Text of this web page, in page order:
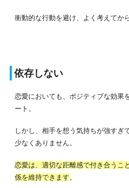
衝動的な行動を避け、よく考えてか
依存しない
恋愛においても、ポジティブな効果
ート。
しかし、相手を想う気持ちが強すぎ
少なくありません。
恋愛は、適切な距離感で付き合うこ
係を維持できます。